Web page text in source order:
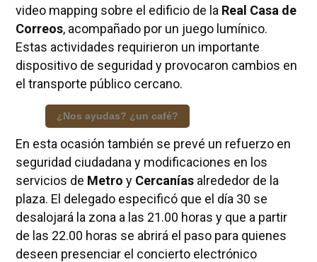
video mapping sobre el edificio de la Real Casa de
Correos, acompañado por un juego lumínico.
Estas actividades requirieron un importante
dispositivo de seguridad y provocaron cambios en
el transporte público cercano.
¿Nos ayudas? ¿un café?
En esta ocasión también se prevé un refuerzo en
seguridad ciudadana y modificaciones en los
servicios de Metro y Cercaníasalrededor de la
plaza. El delegado especificó que el día 30 se
desalojará la zona a las 21.00 horas y que a partir
de las 22.00 horas se abrirá el paso para quienes
deseen presenciar el concierto electrónico